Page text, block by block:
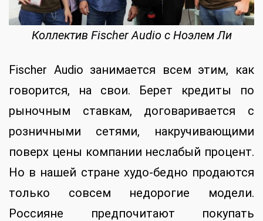
Коллектив Fischer Audio с Ноэлем Ли
Fischer Audio занимается всем этим, как
говорится, на свои. Берет кредиты по
рыночным ставкам, договаривается с
розничными сетями, накручивающими
поверх цены компании неслабый процент.
Но в нашей стране худо-бедно продаются
только совсем недорогие модели.
Россияне предпочитают покупать